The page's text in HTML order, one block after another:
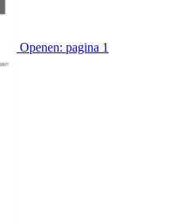
Openen: pagina 1